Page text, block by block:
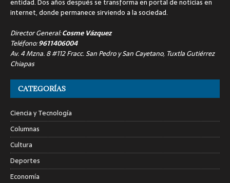
entidad. Dos años después se transforma en portal de noticias en
internet, donde permanece sirviendo a la sociedad.
Director General:Cosme Vázquez
Teléfono:9611406004
Av. 4 Mzna. 8 #112 Fracc. San Pedro y San Cayetano, Tuxtla Gutiérrez
Chiapas
CATEGORÍAS
Ciencia y Tecnología
Columnas
Cultura
Deportes
Economía